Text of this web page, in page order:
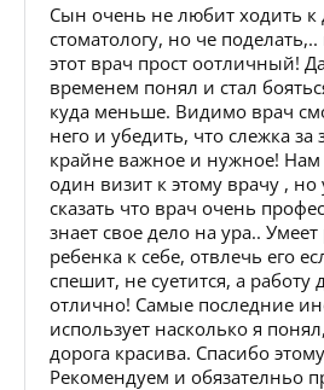
Сын очень не любит ходить к
стоматологу, но че
этот врач прост оотличный!
временем понял и стал
куда меньше. Видимо врач
него и убедить, что слежка за
крайне важное и нужное! Нам
один визит к этому врачу , но
сказать что врач очень
знает свое дело на ура..
ребенка к себе, отвлечь его
спешит, не суетится, а работу
отлично! Самые последние
использует насколько я
дорога красива. Спасибо
Рекомендуем и обязателньо